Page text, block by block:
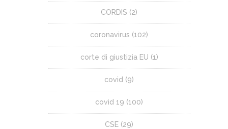
CORDIS (2)
coronavirus (102)
corte di giustizia EU (1)
covid (9)
covid 19 (100)
CSE (29)